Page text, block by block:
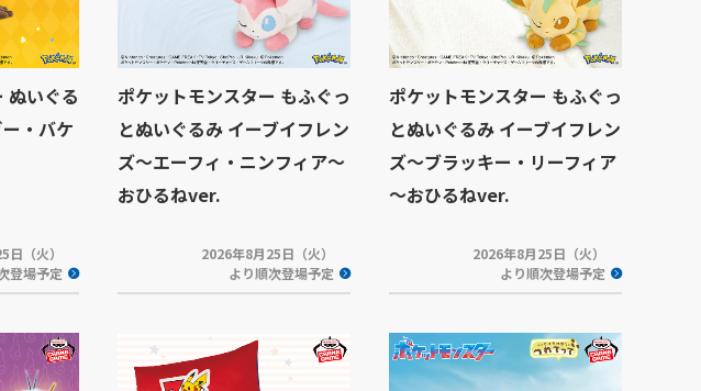
ぬいぐる
・バケ
日（火）
登場予定
ポケットモンスター もふぐっ
とぬいぐるみ イーブイフレン
ズ～エーフィ・ニンフィア～
おひるねver.
2026年8月25日（火）
より順次登場予定
ポケットモンスター もふぐっ
とぬいぐるみ イーブイフレン
ズ～ブラッキー・リーフィア
～おひるねver.
2026年8月25日（火）
より順次登場予定